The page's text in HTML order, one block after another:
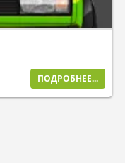
ПОДРОБНЕЕ...